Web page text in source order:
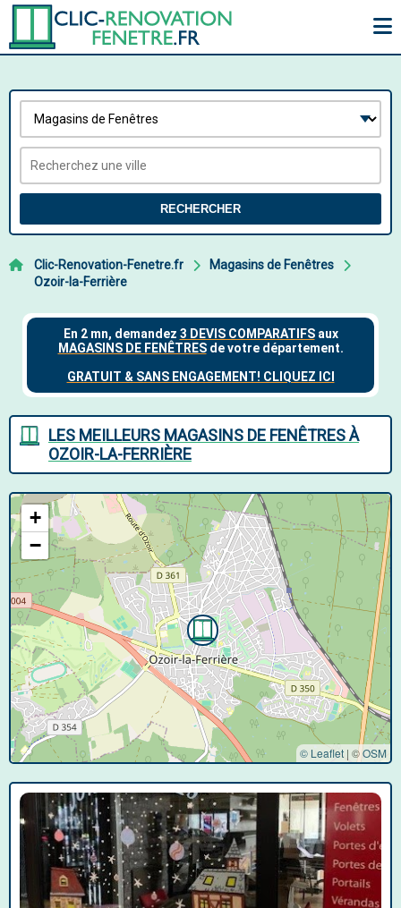
RECHERCHER
Clic-Renovation-Fenetre.fr
Magasins de Fenêtres
Ozoir-la-Ferrière
LES MEILLEURS MAGASINS DE FENÊTRES À
OZOIR-LA-FERRIÈRE
+
−
© Leaflet | ©OSM